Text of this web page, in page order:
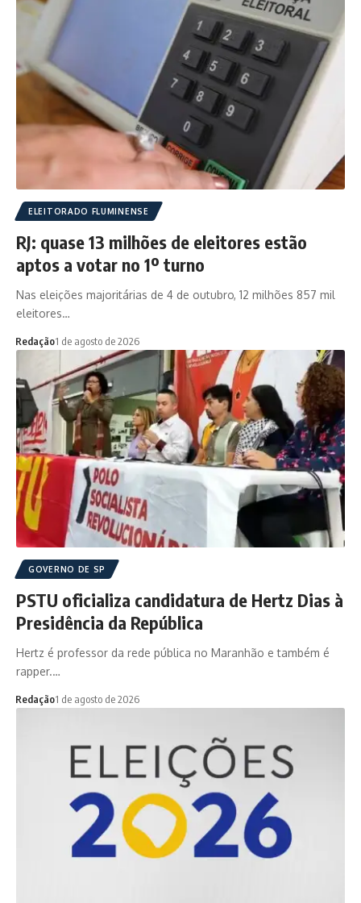
ELEITORADO FLUMINENSE
RJ: quase 13 milhões de eleitores estão
aptos a votar no 1º turno
Nas eleições majoritárias de 4 de outubro, 12 milhões 857 mil
eleitores…
Redação1 de agosto de 2026
GOVERNO DE SP
PSTU oficializa candidatura de Hertz Dias à
Presidência da República
Hertz é professor da rede pública no Maranhão e também é
rapper.…
Redação1 de agosto de 2026